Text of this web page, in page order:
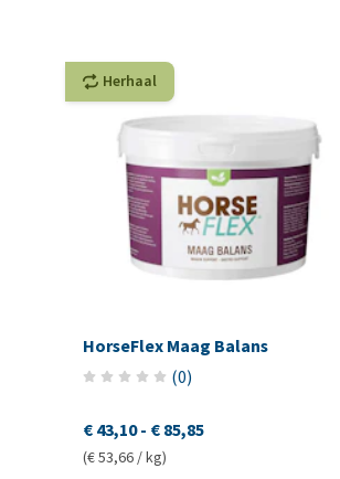
Herhaal
HorseFlex Maag Balans
(0)
€ 43,10- € 85,85
(€ 53,66 / kg)